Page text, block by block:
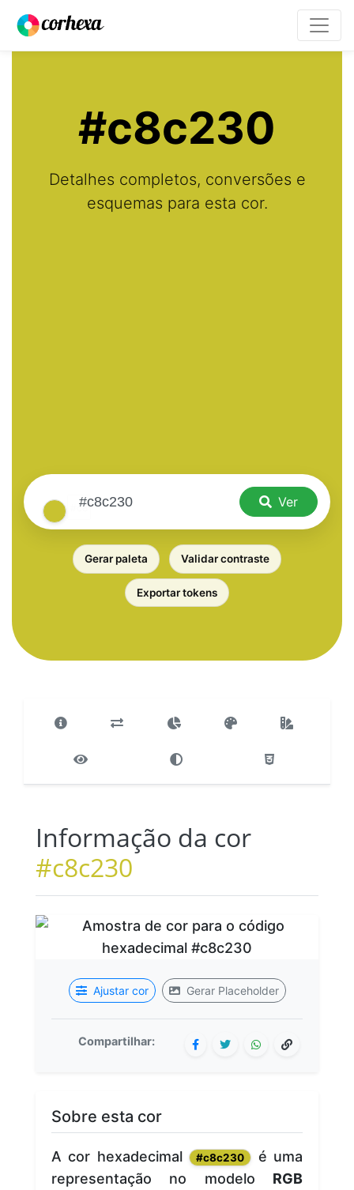
#c8c230
Detalhes completos, conversões e
esquemas para esta cor.
Ver
Gerar paleta Validar contraste
Exportar tokens
Informação da cor
#c8c230
Ajustar cor Gerar Placeholder
Compartilhar:
Sobre esta cor
A cor hexadecimal #c8c230
é uma
representação no modelo RGB